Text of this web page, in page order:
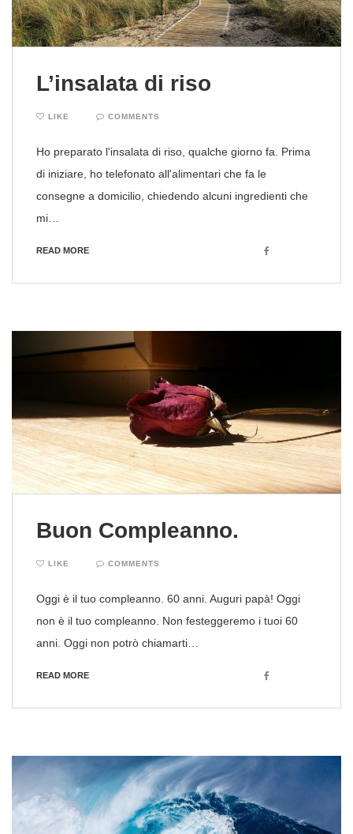
L’insalata di riso
LIKE COMMENTS
Ho preparato l'insalata di riso, qualche giorno fa. Prima
di iniziare, ho telefonato all'alimentari che fa le
consegne a domicilio, chiedendo alcuni ingredienti che
mi…
READ MORE Facebook
Buon Compleanno.
LIKE COMMENTS
Oggi è il tuo compleanno. 60 anni. Auguri papà! Oggi
non è il tuo compleanno. Non festeggeremo i tuoi 60
anni. Oggi non potrò chiamarti…
READ MORE Facebook